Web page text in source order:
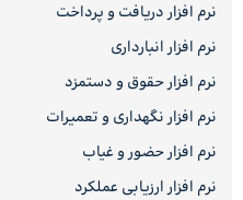
نرم افزار دریافت و پرداخت
نرم افزار انبارداری
نرم افزار حقوق و دستمزد
نرم افزار نگهداری و تعمیرات
نرم افزار حضور و غیاب
نرم افزار ارزیابی عملکرد